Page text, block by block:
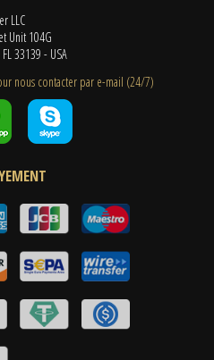
LLC
Unit 104G
33139 - USA
nous contacter par e-mail (24/7)